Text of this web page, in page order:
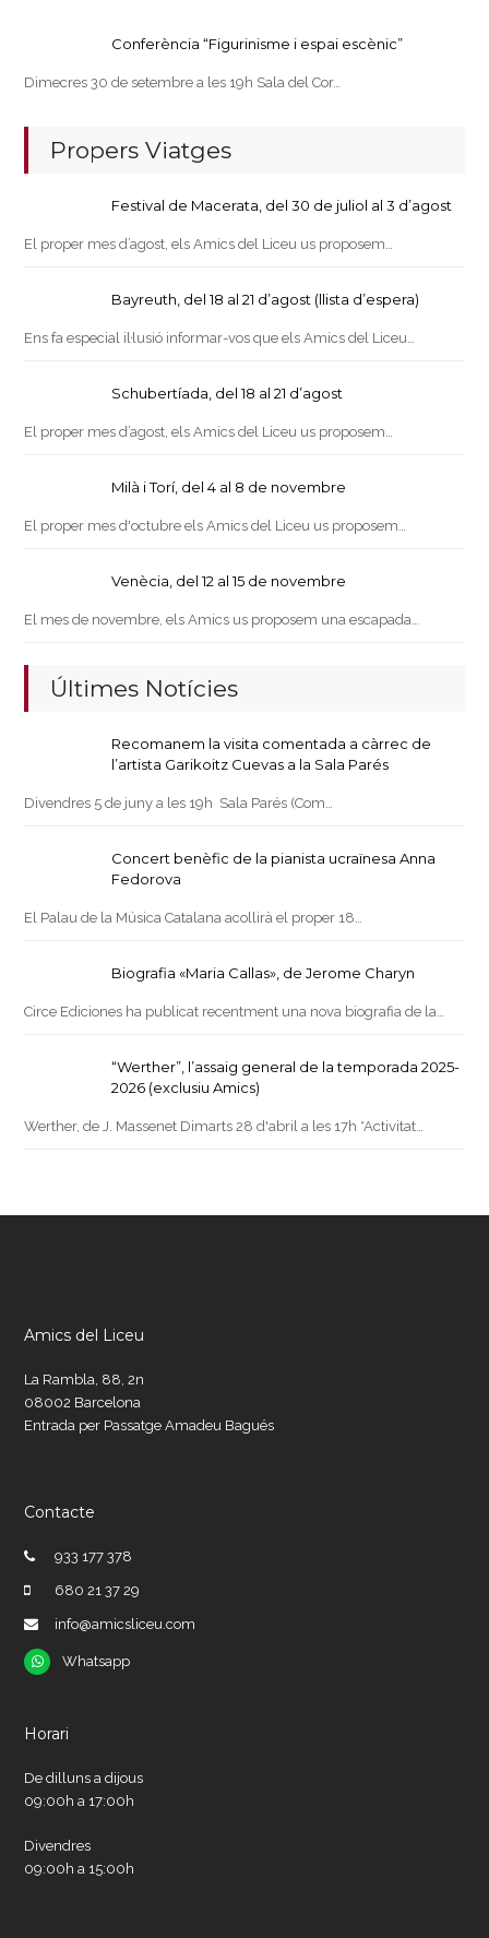
Conferència “Figurinisme i espai escènic”
Dimecres 30 de setembre a les 19h Sala del Cor…
Propers Viatges
Festival de Macerata, del 30 de juliol al 3 d’agost
El proper mes d’agost, els Amics del Liceu us proposem…
Bayreuth, del 18 al 21 d’agost (llista d’espera)
Ens fa especial il·lusió informar-vos que els Amics del Liceu…
Schubertíada, del 18 al 21 d’agost
El proper mes d’agost, els Amics del Liceu us proposem…
Milà i Torí, del 4 al 8 de novembre
El proper mes d'octubre els Amics del Liceu us proposem…
Venècia, del 12 al 15 de novembre
El mes de novembre, els Amics us proposem una escapada…
Últimes Notícies
Recomanem la visita comentada a càrrec de
l’artista Garikoitz Cuevas a la Sala Parés
Divendres 5 de juny a les 19h Sala Parés (Com…
Concert benèfic de la pianista ucraïnesa Anna
Fedorova
El Palau de la Música Catalana acollirà el proper 18…
Biografia «Maria Callas», de Jerome Charyn
Circe Ediciones ha publicat recentment una nova biografia de la…
“Werther”, l’assaig general de la temporada 2025-
2026 (exclusiu Amics)
Werther, de J. Massenet Dimarts 28 d'abril a les 17h *Activitat…
Amics del Liceu
La Rambla, 88, 2n
08002 Barcelona
Entrada per Passatge Amadeu Bagués
Contacte
933 177 378
680 21 37 29
info@amicsliceu.com
Whatsapp
Whatsapp
Horari
De dilluns a dijous
09:00h a 17:00h
Divendres
09:00h a 15:00h